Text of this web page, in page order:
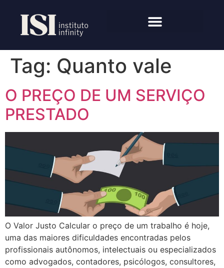
Tag: Quanto vale
O PREÇO DE UM SERVIÇO
PRESTADO
O Valor Justo Calcular o preço de um trabalho é hoje,
uma das maiores dificuldades encontradas pelos
profissionais autônomos, intelectuais ou especializados
como advogados, contadores, psicólogos, consultores,